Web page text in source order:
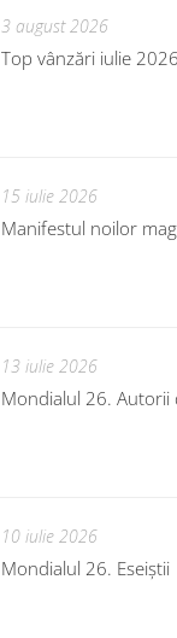
3 august 2026
Top vânzări iulie
15 iulie 2026
Manifestul noilor
13 iulie 2026
Mondialul 26.
10 iulie 2026
Mondialul 26. Eseiștii